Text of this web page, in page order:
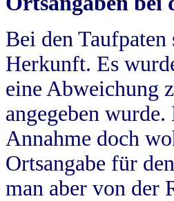
Bei den
Herkunft. Es
eine Abweichung
angegeben
Annahme doch
Ortsangabe für
man aber von der